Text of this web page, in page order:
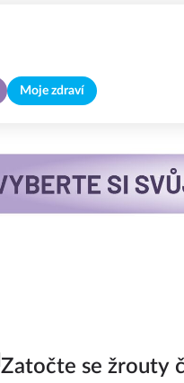
Moje zdraví
Zatočte se žrouty